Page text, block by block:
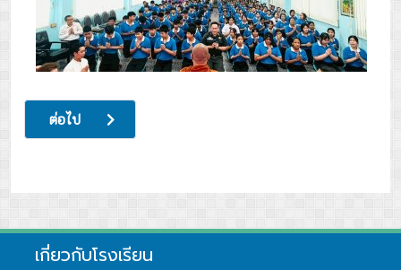
เนื้อหาถัดไป: ค่ายสำรวจโลกวิทยาศาสตร์ และการอนุรักษ์สิ่งแว
ต่อไป
เกี่ยวกับโรงเรียน